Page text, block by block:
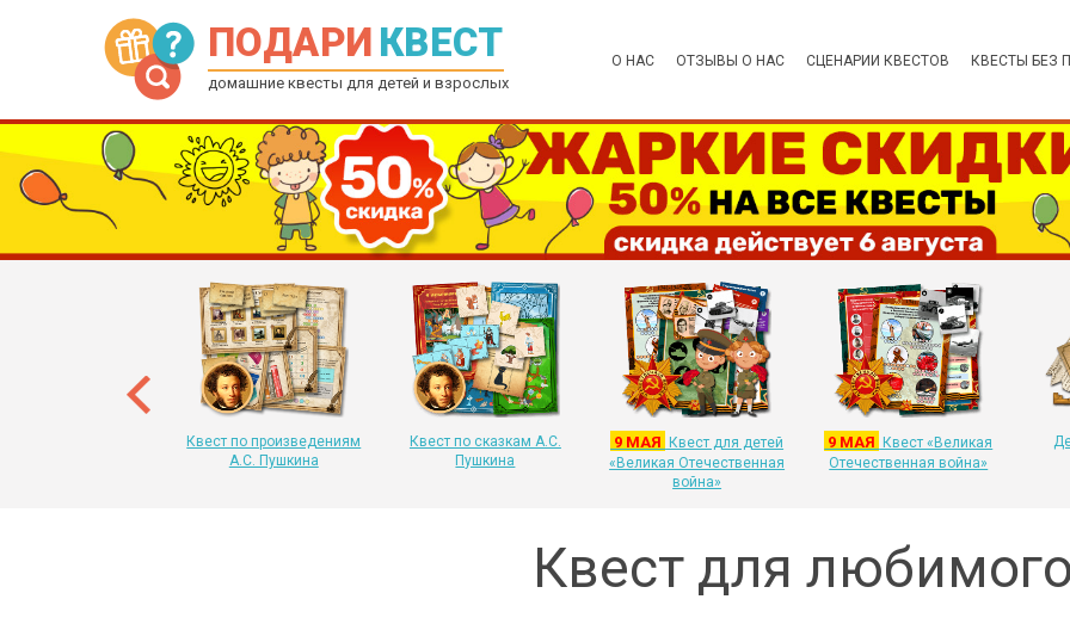
ПОДАРИ КВЕСТ
домашние квесты для детей и взрослых
О НАС ОТЗЫВЫ О НАС СЦЕНАРИИ КВЕСТОВ КВЕСТЫ БЕЗ
Квест по произведениям
А.С. Пушкина
Квест по сказкам А.С.
Пушкина
9 МАЯ
Квест для детей
«Великая Отечественная
война»
9 МАЯ
Квест «Великая
Отечественная война»
Квест для